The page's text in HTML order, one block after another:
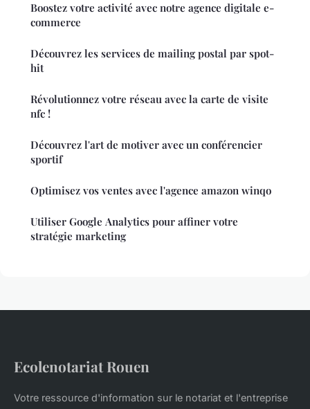
Boostez votre activité avec notre agence digitale e-
commerce
Découvrez les services de mailing postal par spot-
hit
Révolutionnez votre réseau avec la carte de visite
nfc !
Découvrez l'art de motiver avec un conférencier
sportif
Optimisez vos ventes avec l'agence amazon winqo
Utiliser Google Analytics pour affiner votre
stratégie marketing
Ecolenotariat Rouen
Votre ressource d'information sur le notariat et l'entreprise